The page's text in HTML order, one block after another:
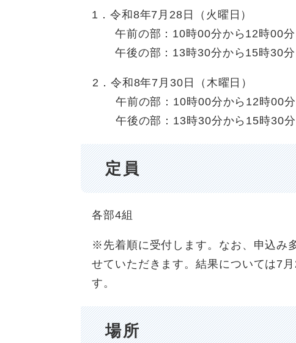
1．令和8年7月28日（火曜日）
午前の部：10時00分から12時00分
午後の部：13時30分から15時30分
2．令和8年7月30日（木曜日）
午前の部：10時00分から12時00分
午後の部：13時30分から15時30分
定員
各部4組
※先着順に受付します。なお、申込み
せていただきます。結果については7
す。
場所